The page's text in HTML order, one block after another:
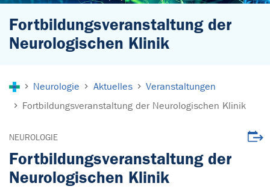
Fortbildungsveranstaltung der
Neurologischen Klinik
Neurologie Aktuelles
Veranstaltungen
Fortbildungsveranstaltung der Neurologischen Klinik
NEUROLOGIE
Fortbildungsveranstaltung der
Neurologischen Klinik